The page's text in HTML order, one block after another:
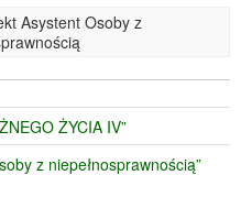
Asystent Osoby z
ŻYCIA IV”
z niepełnosprawnością”